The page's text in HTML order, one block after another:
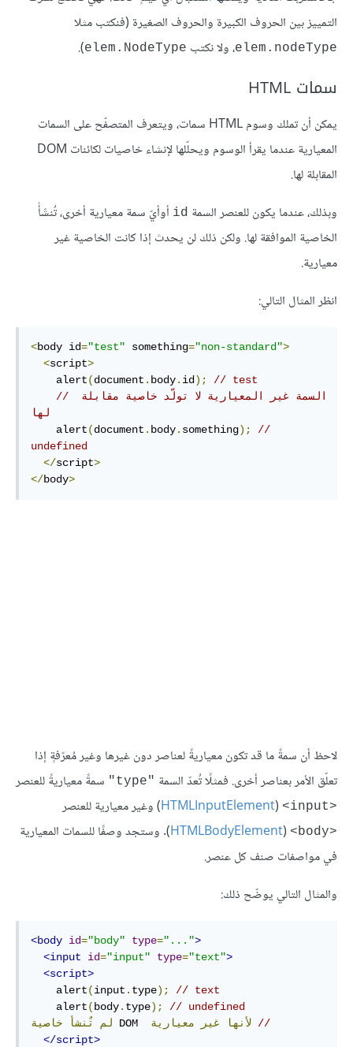
التمييز بين الحروف الكبيرة والحروف الصغيرة (فنكتب مثلا
elem.nodeType، ولا نكتب elem.NodeType
).
سمات HTML
يمكن أن تملك وسوم HTML سمات، ويتعرف المتصفّح على السمات
المعيارية عندما يقرأ الوسوم ويحلّلها لإنشاء خاصيات لكائنات DOM
المقابلة لها.
وبذلك، عندما يكون للعنصر السمة id أوأيّ سمة معيارية أخرى، تُنشَأُ
الخاصية الموافقة لها. ولكن ذلك لن يحدث إذا كانت الخاصية غير
معيارية.
انظر المثال التالي:
<body id="test" something="non-standard">
<script>
    alert
(document . body. id);
// test
// السمة غير المعيارية لا تولّد خاصية مقابلة
لها
    alert
(document . body. something);
//
undefined
</script>
</body>
لاحظ أن سمةً ما قد تكون معياريةً لعناصر دون غيرها وغير مُعرّفةٍ إذا
تعلّق الأمر بعناصر أخرى. فمثلًا تُعدّ السمة "type" سمةً معياريةً للعنصر
<input>
‏ (
HTMLInputElement) وغير معيارية للعنصر
<body>
‏ (
HTMLBodyElement). وستجد وصفًا للسمات المعيارية
في مواصفات صنف كل عنصر.
والمثال التالي يوضّح ذلك:
<body id="body" type="...">
<input
id="input" type="text">
<script>
    alert
(input . type);
// text
    alert
(body. type);
// undefined
لم
تٌنشأ خاصية DOM لأنها غير معيارية
//
</script>